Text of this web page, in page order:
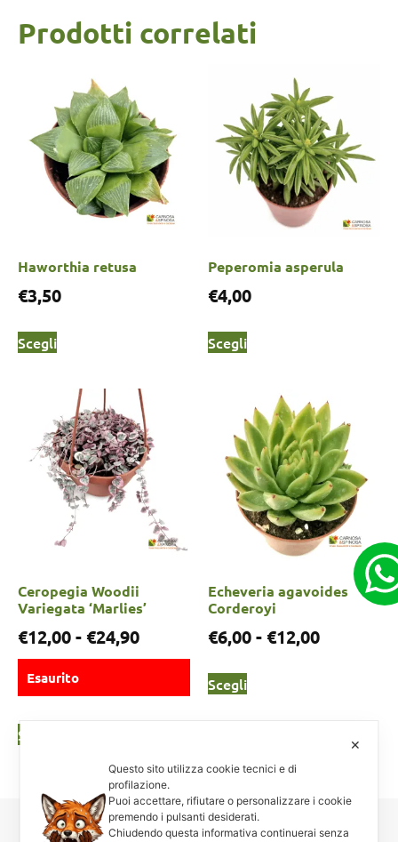
Prodotti correlati
Haworthia retusa
€3,50
Scegli
Peperomia asperula
€4,00
Scegli
Ceropegia Woodii
Variegata ‘Marlies’
€12,00- €24,90
Esaurito
Scegli
Echeveria agavoides
Corderoyi
€6,00- €12,00
Scegli
✕
Questo sito utilizza cookie tecnici e di
profilazione.
Puoi accettare, rifiutare o personalizzare i cookie
premendo i pulsanti desiderati.
Chiudendo questa informativa continuerai senza